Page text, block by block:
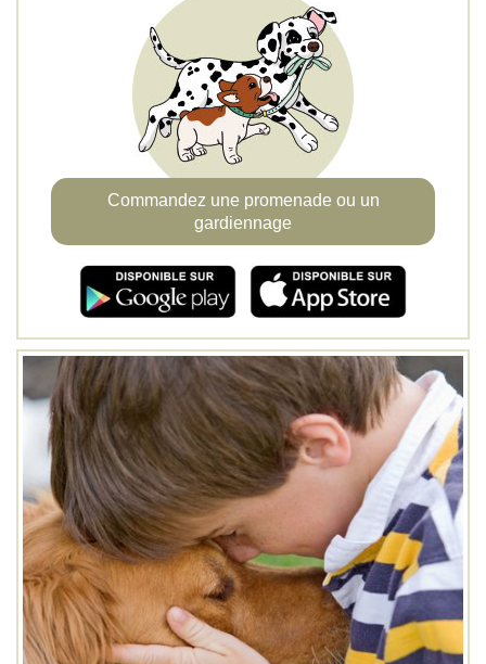
Commandez une promenade ou un
gardiennage